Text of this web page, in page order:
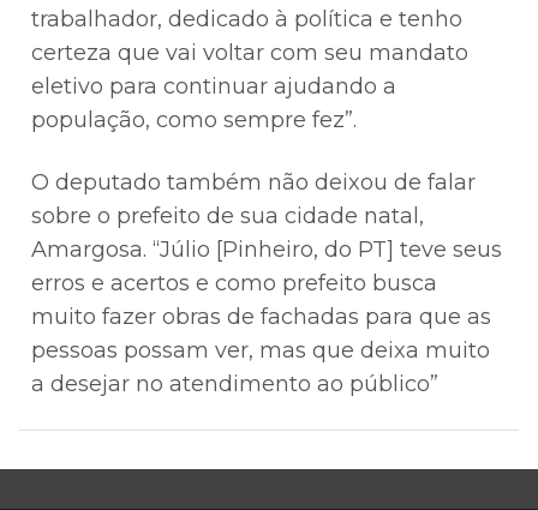
trabalhador, dedicado à política e tenho
certeza que vai voltar com seu mandato
eletivo para continuar ajudando a
população, como sempre fez”.
O deputado também não deixou de falar
sobre o prefeito de sua cidade natal,
Amargosa. “Júlio [Pinheiro, do PT] teve seus
erros e acertos e como prefeito busca
muito fazer obras de fachadas para que as
pessoas possam ver, mas que deixa muito
a desejar no atendimento ao público”